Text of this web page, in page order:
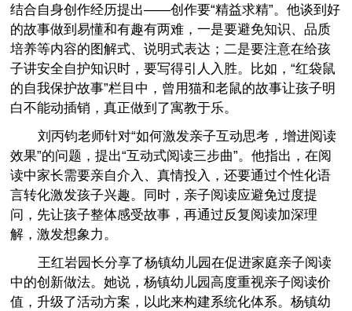
结合自身创作经历提出——创作要“精益求精”。他谈到好
的故事做到易懂和有趣有两难，一是要避免知识、品质
培养等内容的图解式、说明式表达；二是要注意在给孩
子讲安全自护知识时，要写得引人入胜。比如，“红袋鼠
的自我保护故事”栏目中，曾用猫和老鼠的故事让孩子明
白不能动插销，真正做到了寓教于乐。
刘丙钧老师针对“如何激发亲子互动思考，增进阅读
效果”的问题，提出“互动式阅读三步曲”。他指出，在阅
读中家长需要亲自介入、真情投入，还要通过个性化语
言转化激发孩子兴趣。同时，亲子阅读应避免过度提
问，先让孩子整体感受故事，再通过反复阅读加深理
解，激发想象力。
王红岩园长分享了杨镇幼儿园在促进家庭亲子阅读
中的创新做法。她说，杨镇幼儿园高度重视亲子阅读价
值，升级了活动方案，以此来构建系统化体系。杨镇幼